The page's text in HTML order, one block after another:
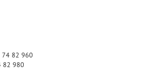
74 82 960
82 980